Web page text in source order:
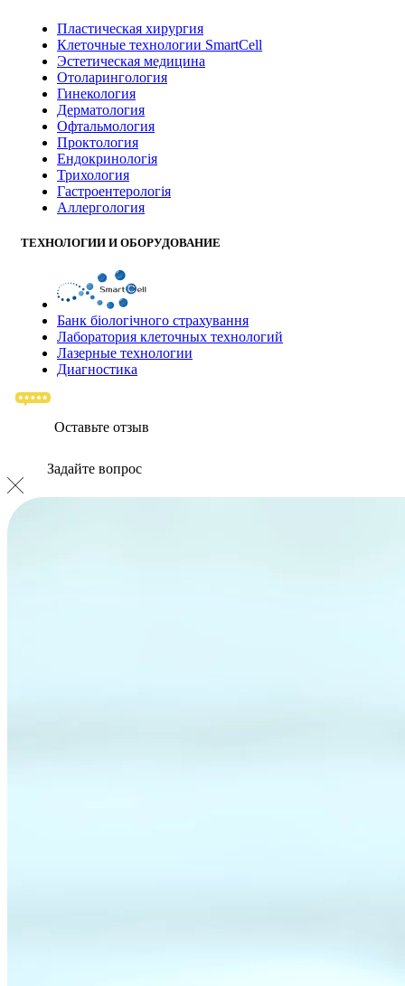
Пластическая хирургия
Клеточные технологии SmartCell
Эстетическая медицина
Отоларингология
Гинекология
Дерматология
Офтальмология
Проктология
Ендокринологія
Трихология
Гастроентерологія
Аллергология
ТЕХНОЛОГИИ И ОБОРУДОВАНИЕ
Банк бiологiчного страхування
Лаборатория клеточных технологий
Лазерные технологии
Диагностика
Оставьте отзыв
Задайте вопрос